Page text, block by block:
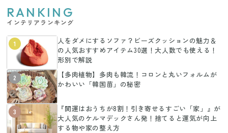
RANKING
インテリアランキング
1
人をダメにするソファ？ビーズクッションの魅力＆
の人気おすすめアイテム30選！大人数でも使える！
形別で解説
2
【多肉植物】多肉も韓流！コロンと丸いフォルムが
かわいい「韓国苗」の秘密
3
『開運はおうちが8割！引き寄せるすごい「家」』が
大人気のケルマデックさん発！捨てると運気が向上
する物や家の整え方